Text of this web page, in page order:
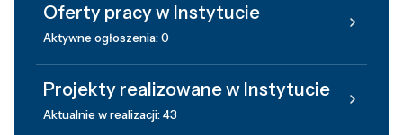
Oferty pracy w Instytucie
Aktywne ogłoszenia: 0
Projekty realizowane w Instytucie
Aktualnie w realizacji: 43